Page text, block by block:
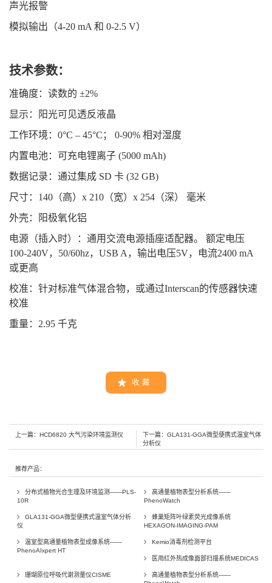
声光报警
模拟输出（4-20 mA 和 0-2.5 V）
技术参数：
准确度：读数的 ±2%
显示：阳光可见透反液晶
工作环境：0°C – 45°C； 0-90% 相对湿度
内置电池：可充电锂离子 (5000 mAh)
数据记录：通过集成 SD 卡 (32 GB)
尺寸：140（高）x 210（宽）x 254（深） 毫米
外壳：阳极氧化铝
电源（插入时）：通用交流电源插座适配器。 额定电压
100-240V，50/60hz，USB A，输出电压5V，电流2400 mA
或更高
校准：针对标准气体混合物，或通过Interscan的传感器快速
校准
重量：2.95 千克
收 藏
上一篇： HCD6820 大气污染环境监测仪 下一篇： GLA131-GGA微型便携式温室气体
分析仪
推荐产品：
分布式植物光合生理及环境监测——PLS-
10R
高通量植物表型分析系统——
PhenoWatch
GLA131-GGA微型便携式温室气体分析
仪
蜂巢矩阵叶绿素荧光成像系统
HEXAGON-IMAGING-PAM
温室型高通量植物表型成像系统——
PhenoAIxpert HT
Kemio消毒剂检测平台
医用红外热成像面部扫描系统MEDICAS
珊瑚原位呼吸代谢测量仪CISME
高通量植物表型分析系统——